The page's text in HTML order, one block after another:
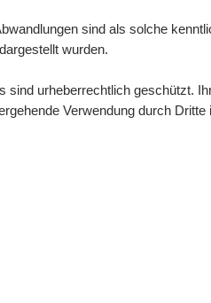
sind als solche
wurden.
urheberrechtlich geschützt.
Verwendung durch Dritte